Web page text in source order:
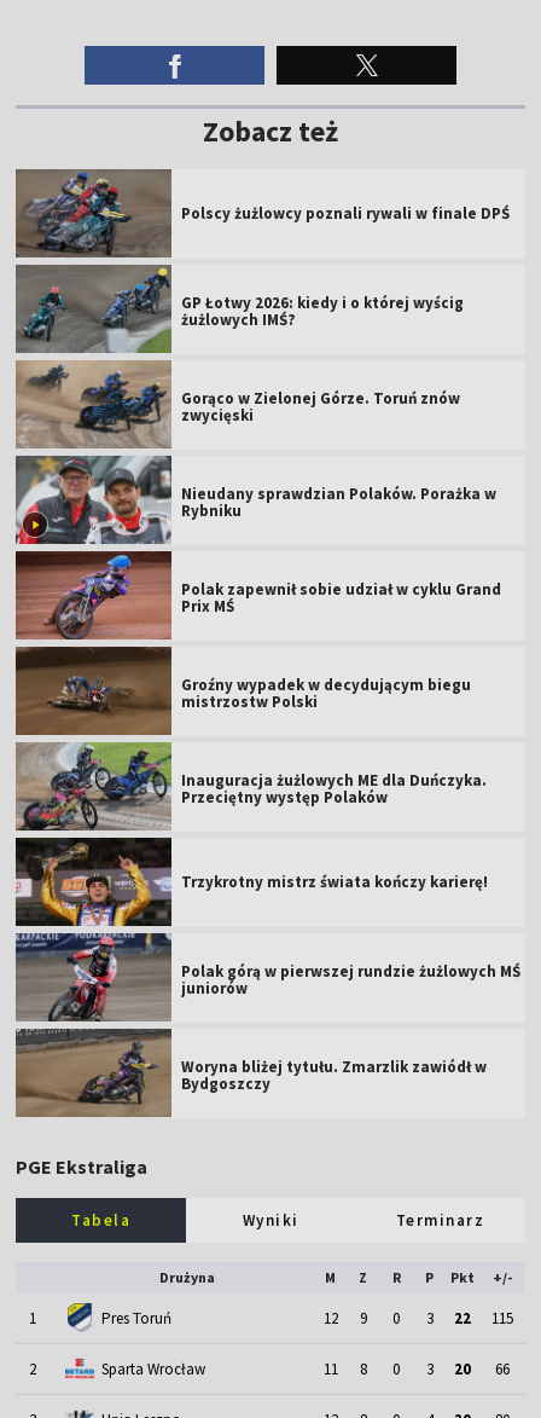
Zobacz też
Polscy żużlowcy poznali rywali w finale DPŚ
GP Łotwy 2026: kiedy i o której wyścig
żużlowych IMŚ?
Gorąco w Zielonej Górze. Toruń znów
zwycięski
Nieudany sprawdzian Polaków. Porażka w
Rybniku
Polak zapewnił sobie udział w cyklu Grand
Prix MŚ
Groźny wypadek w decydującym biegu
mistrzostw Polski
Inauguracja żużlowych ME dla Duńczyka.
Przeciętny występ Polaków
Trzykrotny mistrz świata kończy karierę!
Polak górą w pierwszej rundzie żużlowych MŚ
juniorów
Woryna bliżej tytułu. Zmarzlik zawiódł w
Bydgoszczy
PGE Ekstraliga
Tabela Wyniki Terminarz
Drużyna M Z R P Pkt +/-
1 Pres Toruń 12 9 0 3 22 115
2 Sparta Wrocław 11 8 0 3 20 66